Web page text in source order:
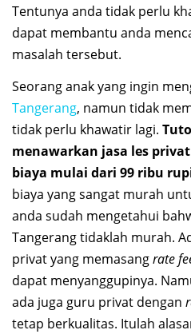
Tentunya anda tidak perlu
dapat membantu anda
masalah tersebut.
Seorang anak yang ingin
Tangerang, namun tidak
tidak perlu khawatir lagi.
menawarkan jasa les
biaya mulai dari 99 ribu
biaya yang sangat murah
anda sudah mengetahui
Tangerang tidaklah murah.
privat yang memasangrate
dapat menyanggupinya.
ada juga guru privat dengan
tetap berkualitas. Itulah